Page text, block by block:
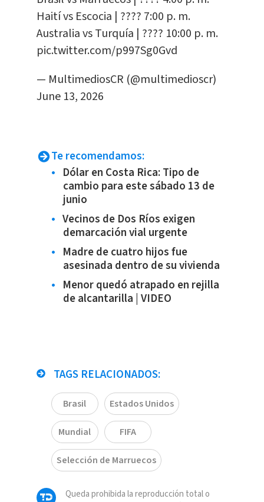
Haití vs Escocia | ???? 7:00 p. m.
Australia vs Turquía | ???? 10:00 p. m.
pic.twitter.com/p997Sg0Gvd
— MultimediosCR (@multimedioscr)
June 13, 2026
Te recomendamos:
Dólar en Costa Rica: Tipo de
cambio para este sábado 13 de
junio
Vecinos de Dos Ríos exigen
demarcación vial urgente
Madre de cuatro hijos fue
asesinada dentro de su vivienda
Menor quedó atrapado en rejilla
de alcantarilla | VIDEO
TAGS RELACIONADOS:
Brasil Estados Unidos
Mundial FIFA
Selección de Marruecos
Queda prohibida la reproducción total o